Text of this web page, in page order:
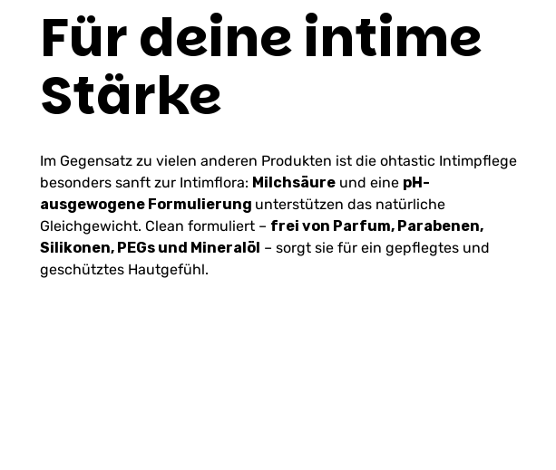
Für deine intime
Stärke
Im Gegensatz zu vielen anderen Produkten ist die ohtastic Intimpflege
besonders sanft zur Intimflora: Milchsäure und eine pH-
ausgewogene Formulierung unterstützen das natürliche
Gleichgewicht. Clean formuliert – frei von Parfum, Parabenen,
Silikonen, PEGs und Mineralöl – sorgt sie für ein gepflegtes und
geschütztes Hautgefühl.